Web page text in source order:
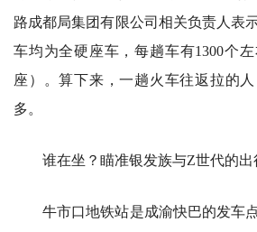
路成都局集团有限公司相关负责人表
车均为全硬座车，每趟车有1300个
座）。算下来，一趟火车往返拉的
多。
谁在坐？瞄准银发族与Z世代的出
牛市口地铁站是成渝快巴的发车